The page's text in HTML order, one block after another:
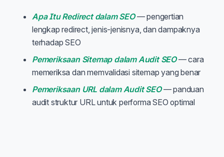
Apa Itu Redirect dalam SEO— pengertian
lengkap redirect, jenis-jenisnya, dan dampaknya
terhadap SEO
Pemeriksaan Sitemap dalam Audit SEO— cara
memeriksa dan memvalidasi sitemap yang benar
Pemeriksaan URL dalam Audit SEO— panduan
audit struktur URL untuk performa SEO optimal